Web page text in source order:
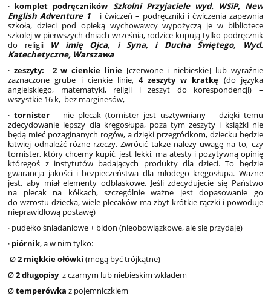
· komplet podręczników Szkolni Przyjaciele wyd. WSiP, New
English Adventure 1 i ćwiczeń – podręczniki i ćwiczenia zapewnia
szkoła, dzieci pod opieką wychowawcy wypożyczą je w bibliotece
szkolej w pierwszych dniach września, rodzice kupują tylko podręcznik
do religii W imię Ojca, i Syna, i Ducha Świętego, Wyd.
Katechetyczne, Warszawa
·zeszyty: 2 w cienkie linie[czerwone i niebieskie] lub wyraźnie
zaznaczone grube i cienkie linie, 4 zeszyty w kratkę (do języka
angielskiego, matematyki, religii i zeszyt do korespondencji) –
wszystkie 16 k, bez marginesów,
·tornister – nie plecak (tornister jest usztywniany – dzięki temu
zdecydowanie lepszy dla kręgosłupa, poza tym zeszyty i książki nie
będą mieć pozaginanych rogów, a dzięki przegródkom, dziecku będzie
łatwiej odnaleźć różne rzeczy. Zwrócić także należy uwagę na to, czy
tornister, który chcemy kupić, jest lekki, ma atesty i pozytywną opinię
któregoś z instytutów badających produkty dla dzieci. To będzie
gwarancja jakości i bezpieczeństwa dla młodego kręgosłupa. Ważne
jest, aby miał elementy odblaskowe. Jeśli zdecydujecie się Państwo
na plecak na kółkach, szczególnie ważne jest dopasowanie go
do wzrostu dziecka, wiele plecaków ma zbyt krótkie rączki i powoduje
nieprawidłową postawę)
· pudełko śniadaniowe + bidon (nieobowiązkowe, ale się przydaje)
· piórnik, a w nim tylko:
Ø2 miękkie ołówki (mogą być trójkątne)
Ø2 długopisy z czarnym lub niebieskim wkładem
Øtemperówka z pojemniczkiem